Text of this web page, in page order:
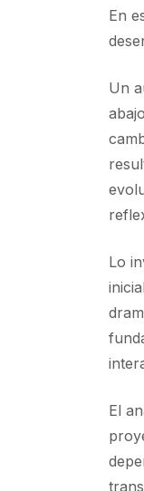
En
Un
Lo
El